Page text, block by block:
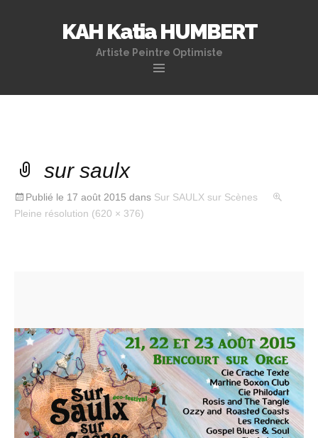
KAH Katia HUMBERT
Artiste Peintre Optimiste
sur saulx
Publié le 17 août 2015 dans Sur SAULX sur Scènes
Pleine résolution (620 × 376)